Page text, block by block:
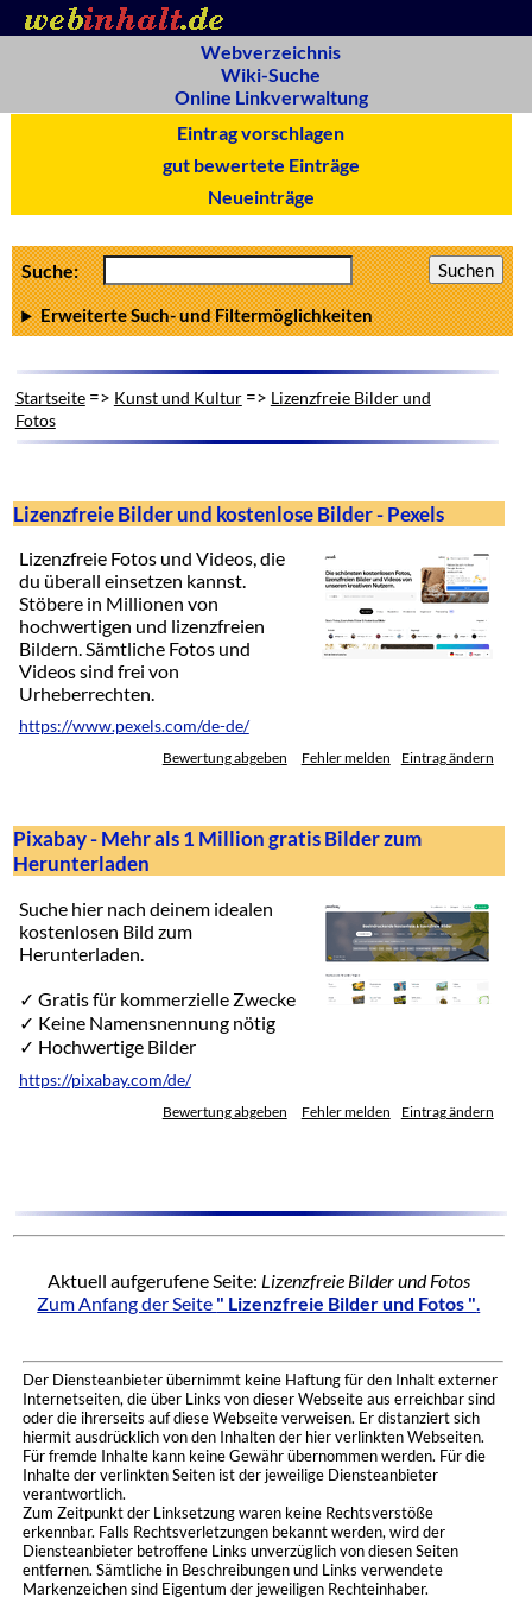
Webverzeichnis
Wiki-Suche
Online Linkverwaltung
Eintrag vorschlagen
gut bewertete Einträge
Neueinträge
Suche:
Erweiterte Such- und Filtermöglichkeiten
Startseite=> Kunst und Kultur=> Lizenzfreie Bilder und
Fotos
Lizenzfreie Bilder und kostenlose Bilder - Pexels
Lizenzfreie Fotos und Videos, die
du überall einsetzen kannst.
Stöbere in Millionen von
hochwertigen und lizenzfreien
Bildern. Sämtliche Fotos und
Videos sind frei von
Urheberrechten.
https://www.pexels.com/de-de/
Bewertung abgeben Fehler melden Eintrag ändern
Pixabay - Mehr als 1 Million gratis Bilder zum
Herunterladen
Suche hier nach deinem idealen
kostenlosen Bild zum
Herunterladen.
✓ Gratis für kommerzielle Zwecke
✓ Keine Namensnennung nötig
✓ Hochwertige Bilder
https://pixabay.com/de/
Bewertung abgeben Fehler melden Eintrag ändern
Aktuell aufgerufene Seite: Lizenzfreie Bilder und Fotos
Zum Anfang der Seite " Lizenzfreie Bilder und Fotos ".
Der Diensteanbieter übernimmt keine Haftung für den Inhalt externer
Internetseiten, die über Links von dieser Webseite aus erreichbar sind
oder die ihrerseits auf diese Webseite verweisen. Er distanziert sich
hiermit ausdrücklich von den Inhalten der hier verlinkten Webseiten.
Für fremde Inhalte kann keine Gewähr übernommen werden. Für die
Inhalte der verlinkten Seiten ist der jeweilige Diensteanbieter
verantwortlich.
Zum Zeitpunkt der Linksetzung waren keine Rechtsverstöße
erkennbar. Falls Rechtsverletzungen bekannt werden, wird der
Diensteanbieter betroffene Links unverzüglich von diesen Seiten
entfernen. Sämtliche in Beschreibungen und Links verwendete
Markenzeichen sind Eigentum der jeweiligen Rechteinhaber.